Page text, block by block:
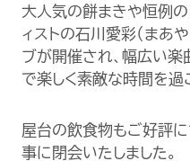
大人気の餅まきや恒例の
ィストの石川愛彩（まあ
ブが開催され、幅広い
で楽しく素敵な時間を過
屋台の飲食物もご好評
事に閉会いたしました。